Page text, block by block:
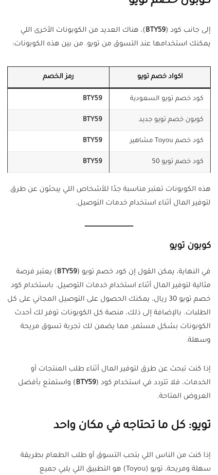
إلى جانب كود (BTY59)، هناك العديد من الكوبونات الأخرى اللي
يمكنك استخدامها عند التسوق من تويو. من بين هذه الكوبونات:
اكواد خصم تويو رمز الخصم
كود خصم تويو السعودية BTY59
كوبون خصم تويو جديد BTY59
كود خصم Toyou مشاهير BTY59
كود خصم تويو 50 BTY59
هذه الكوبونات تعتبر مناسبة جدًا للأشخاص اللي يبحثون عن طرق
لتوفير المال أثناء استخدام خدمات التوصيل.
كوبون تويو
في النهاية، يمكن القول إن كود خصم تويو (BTY59) يعتبر فرصة
مثالية لتوفير المال أثناء استخدام خدمات التوصيل. باستخدام كود
خصم تويو 30 ريال، يمكنك الحصول على التوصيل المجاني على كل
الطلبات. بالإضافة إلى ذلك، منصة كل الكوبونات توفر لك أحدث
الكوبونات بشكل مستمر، مما يضمن لك تجربة تسوق مريحة
وسهلة.
إذا كنت تبحث عن طرق لتوفير المال أثناء طلب المنتجات أو
الخدمات، فلا تتردد في استخدام كود (BTY59) واستمتع بأفضل
العروض المتاحة.
تويو: كل ما تحتاجه في مكان واحد
إذا كنت من الناس اللي بتحب التسوق أو طلب الطعام بطريقة
سهلة ومريحة، تويو (Toyou) هو التطبيق اللي يلبي جميع